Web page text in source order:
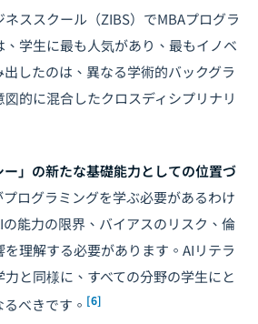
ススクール（ZIBS）でMBAプログラ
学生に最も人気があり、最もイノベ
したのは、異なる学術的バックグラ
的に混合したクロスディシプリナリ
」の新たな基礎能力としての位置づ
ログラミングを学ぶ必要があるわけ
能力の限界、バイアスのリスク、倫
理解する必要があります。AIリテラ
と同様に、すべての分野の学生にと
べきです。 [6]